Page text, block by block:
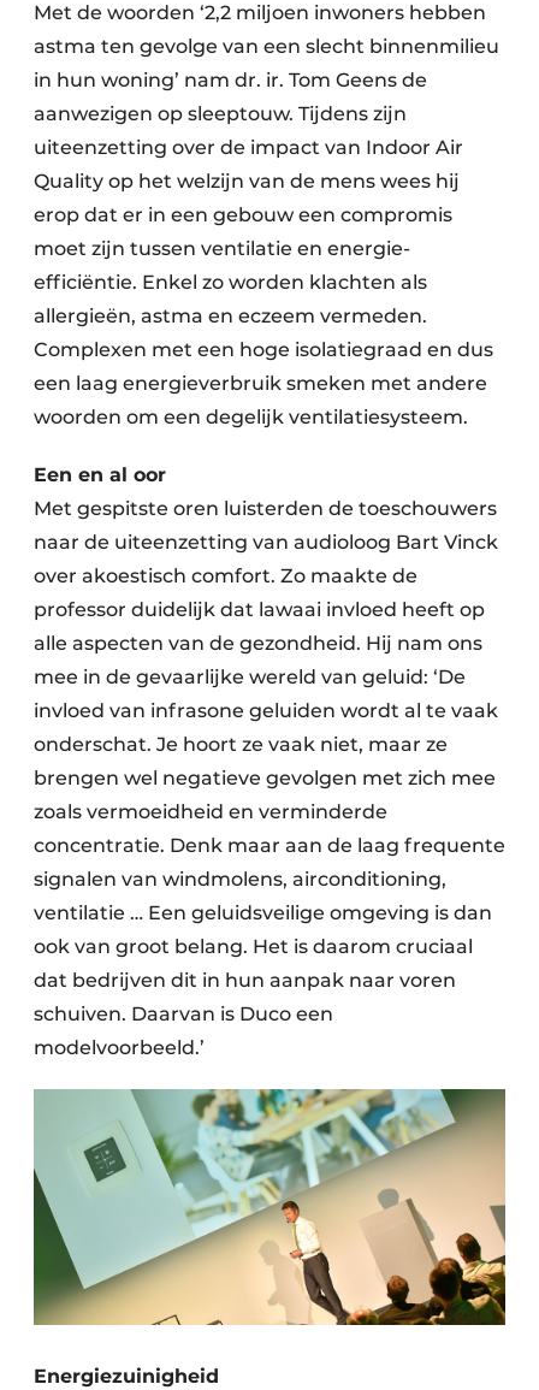
Met de woorden ‘2,2 miljoen inwoners hebben
astma ten gevolge van een slecht binnenmilieu
in hun woning’ nam dr. ir. Tom Geens de
aanwezigen op sleeptouw. Tijdens zijn
uiteenzetting over de impact van Indoor Air
Quality op het welzijn van de mens wees hij
erop dat er in een gebouw een compromis
moet zijn tussen ventilatie en energie-
efficiëntie. Enkel zo worden klachten als
allergieën, astma en eczeem vermeden.
Complexen met een hoge isolatiegraad en dus
een laag energieverbruik smeken met andere
woorden om een degelijk ventilatiesysteem.
Een en al oor
Met gespitste oren luisterden de toeschouwers
naar de uiteenzetting van audioloog Bart Vinck
over akoestisch comfort. Zo maakte de
professor duidelijk dat lawaai invloed heeft op
alle aspecten van de gezondheid. Hij nam ons
mee in de gevaarlijke wereld van geluid: ‘De
invloed van infrasone geluiden wordt al te vaak
onderschat. Je hoort ze vaak niet, maar ze
brengen wel negatieve gevolgen met zich mee
zoals vermoeidheid en verminderde
concentratie. Denk maar aan de laag frequente
signalen van windmolens, airconditioning,
ventilatie … Een geluidsveilige omgeving is dan
ook van groot belang. Het is daarom cruciaal
dat bedrijven dit in hun aanpak naar voren
schuiven. Daarvan is Duco een
modelvoorbeeld.’
Energiezuinigheid